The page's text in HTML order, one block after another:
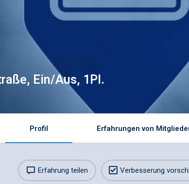
Ein/Aus, 1Pl.
Profil Erfahrungen von
Erfahrung teilen Verbesserung